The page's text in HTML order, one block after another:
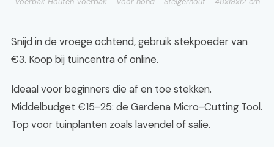
Snijd in de vroege ochtend, gebruik stekpoeder van
€3. Koop bij tuincentra of online.
Ideaal voor beginners die af en toe stekken.
Middelbudget €15-25: de Gardena Micro-Cutting Tool.
Top voor tuinplanten zoals lavendel of salie.